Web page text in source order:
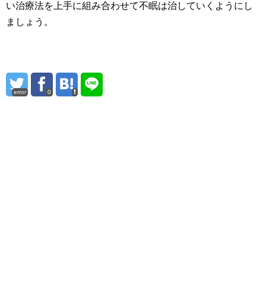
い治療法を上手に組み合わせて不眠は治していくようにし
ましょう。
error 0